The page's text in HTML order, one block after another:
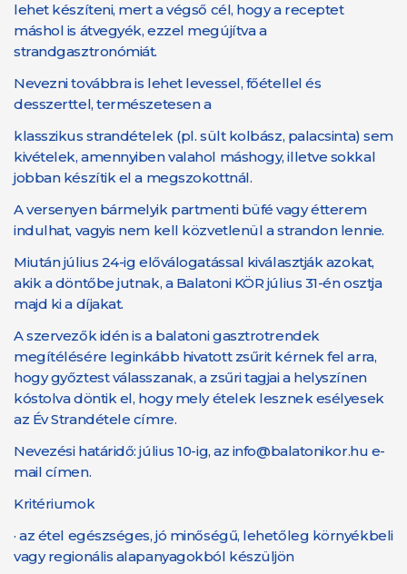
lehet készíteni, mert a végső cél, hogy a receptet
máshol is átvegyék, ezzel megújítva a
strandgasztronómiát.
Nevezni továbbra is lehet levessel, főétellel és
desszerttel, természetesen a
klasszikus strandételek (pl. sült kolbász, palacsinta) sem
kivételek, amennyiben valahol máshogy, illetve sokkal
jobban készítik el a megszokottnál.
A versenyen bármelyik partmenti büfé vagy étterem
indulhat, vagyis nem kell közvetlenül a strandon lennie.
Miután július 24-ig előválogatással kiválasztják azokat,
akik a döntőbe jutnak, a Balatoni KÖR július 31-én osztja
majd ki a díjakat.
A szervezők idén is a balatoni gasztrotrendek
megítélésére leginkább hivatott zsűrit kérnek fel arra,
hogy győztest válasszanak, a zsűri tagjai a helyszínen
kóstolva döntik el, hogy mely ételek lesznek esélyesek
az Év Strandétele címre.
Nevezési határidő: július 10-ig, az info@balatonikor.hu e-
mail címen.
Kritériumok
· az étel egészséges, jó minőségű, lehetőleg környékbeli
vagy regionális alapanyagokból készüljön